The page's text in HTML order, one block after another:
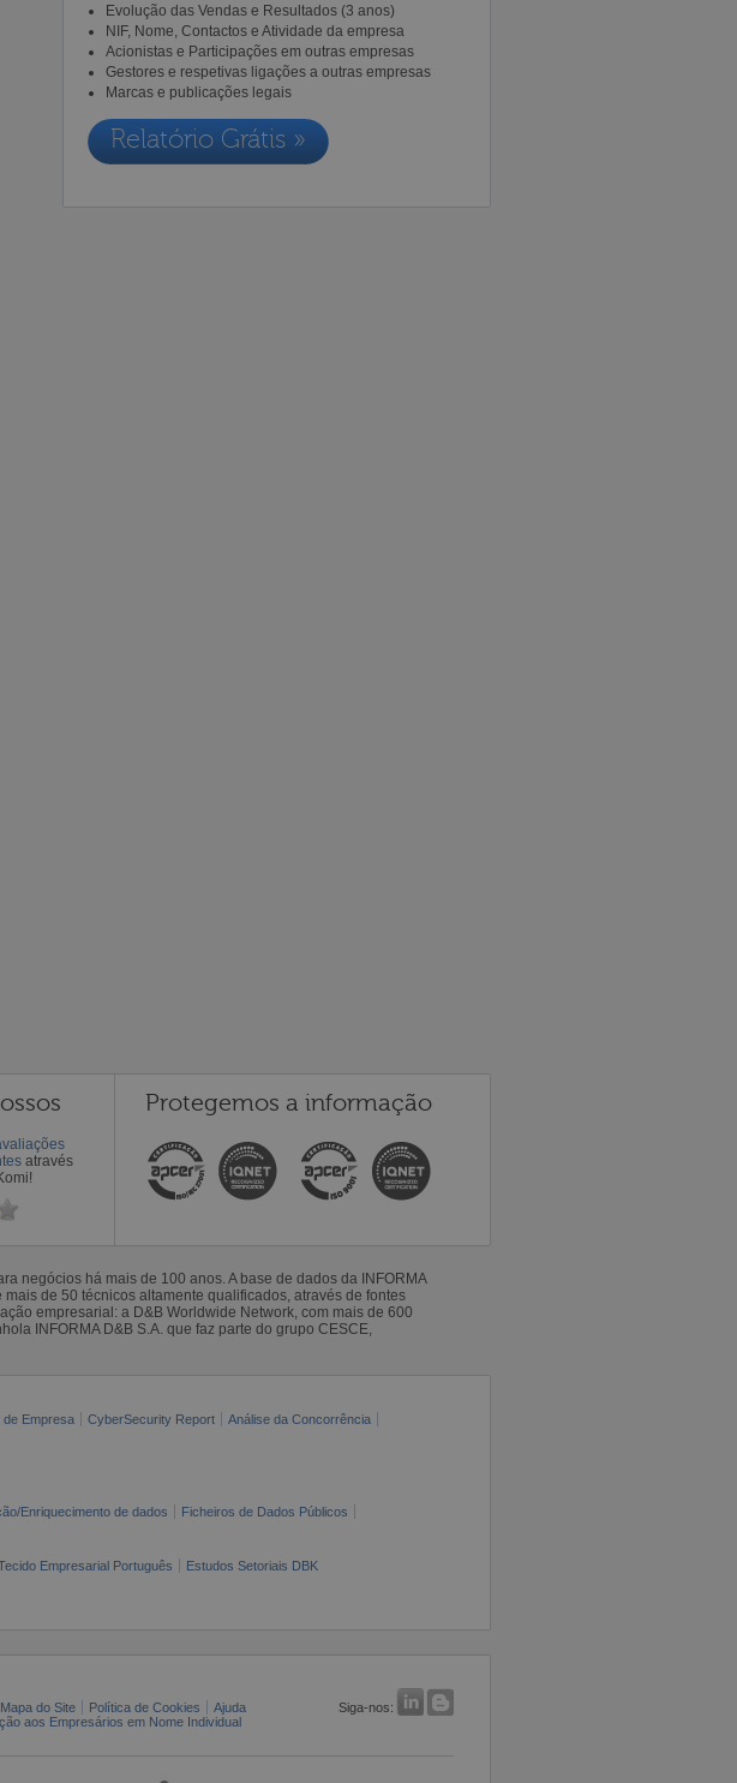
Evolução das Vendas e Resultados (3 anos)
NIF, Nome, Contactos e Atividade da empresa
Acionistas e Participações em outras empresas
Gestores e respetivas ligações a outras empresas
Marcas e publicações legais
Relatório Grátis »
através
Protegemos a informação
negócios há mais de 100 anos. A base de dados da INFORMA
de 50 técnicos altamente qualificados, através de fontes
empresarial: a D&B Worldwide Network, com mais de 600
INFORMA D&B S.A. que faz parte do grupo CESCE,
de Empresa CyberSecurity Report
Análise da Concorrência
Enriquecimento de dados
Ficheiros de Dados Públicos
Empresarial Português Estudos Setoriais DBK
Mapa do Site Política de Cookies Ajuda
Siga-nos:
aos Empresários em Nome Individual